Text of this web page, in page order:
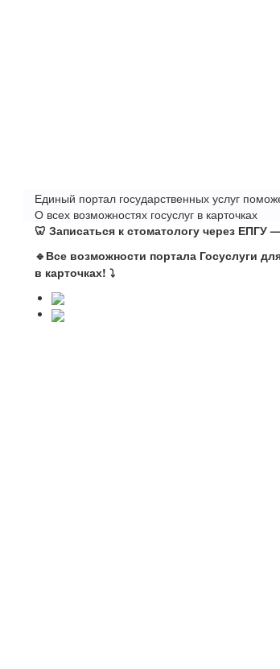
Единый портал государственных услуг
О всех возможностях госуслуг в карточках
🦷 Записаться к стоматологу через ЕПГУ
🔹 Все возможности портала Госуслуги
в карточках! ⤵